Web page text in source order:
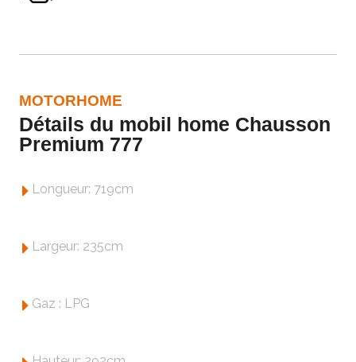
MOTORHOME
Détails du mobil home Chausson
Premium 777
Longueur: 719cm
Largeur: 235cm
Gaz : LPG